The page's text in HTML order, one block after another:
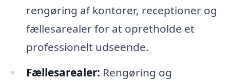
rengøring af kontorer, receptioner og
fællesarealer for at opretholde et
professionelt udseende.
Fællesarealer: Rengøring og